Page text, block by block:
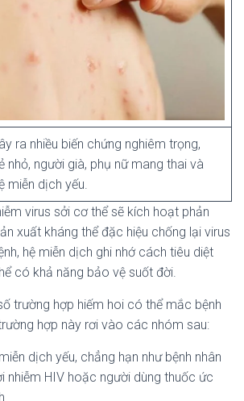
ra nhiều biến chứng nghiêm trọng,
nhỏ, người già, phụ nữ mang thai và
miễn dịch yếu.
virus sởi cơ thể sẽ kích hoạt phản
xuất kháng thể đặc hiệu chống lại virus
hệ miễn dịch ghi nhớ cách tiêu diệt
có khả năng bảo vệ suốt đời.
trường hợp hiếm hoi có thể mắc bệnh
hợp này rơi vào các nhóm sau:
dịch yếu, chẳng hạn như bệnh nhân
nhiễm HIV hoặc người dùng thuốc ức